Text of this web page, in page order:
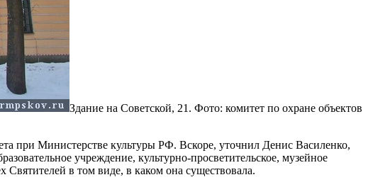
Здание на Советской, 21. Фото: комитет по охране объектов
при Министерстве культуры РФ. Вскоре, уточнил Денис Василенко,
учреждение, культурно-просветительское, музейное
Святителей в том виде, в каком она существовала.